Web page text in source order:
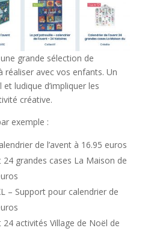
grande sélection de
réaliser avec vos enfants. Un
ludique d’impliquer les
créative.
exemple :
de l’avent à 16.95 euros
24 grandes cases La Maison de
– Support pour calendrier de
24 activités Village de Noël de